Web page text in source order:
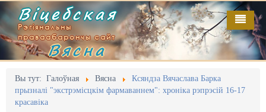
Віцебская
Рэгіянальны
праваабарончы сайт
Вясна
Вы тут: Галоўная Вясна
Ксяндза Вячаслава Барка
прызналі "экстрэмісцкім фармаваннем": хроніка рэпрэсій 16-17
красавіка
Галоўная
Адміністрацыйны перасьлед
Акцыі
Выданьні
Відэа